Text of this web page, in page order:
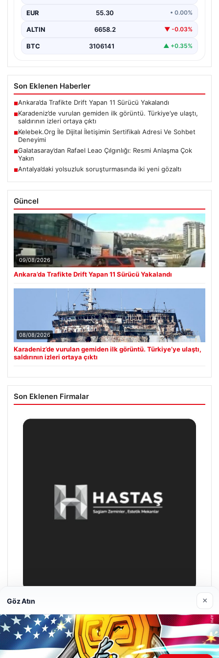
EUR 55.30 • 0.00%
ALTIN 6658.2 ▼ -0.03%
BTC 3106141 ▲ +0.35%
Son Eklenen Haberler
■Ankara’da Trafikte Drift Yapan 11 Sürücü Yakalandı
■Karadeniz’de vurulan gemiden ilk görüntü. Türkiye’ye ulaştı,
saldırının izleri ortaya çıktı
■Kelebek.Org İle Dijital İletişimin Sertifikalı Adresi Ve Sohbet
Deneyimi
■Galatasaray’dan Rafael Leao Çılgınlığı: Resmi Anlaşma Çok
Yakın
■Antalya’daki yolsuzluk soruşturmasında iki yeni gözaltı
Güncel
09/08/2026
Ankara’da Trafikte Drift Yapan 11 Sürücü Yakalandı
08/08/2026
Karadeniz’de vurulan gemiden ilk görüntü. Türkiye’ye ulaştı,
saldırının izleri ortaya çıktı
Son Eklenen Firmalar
26/05/2026
Göz Atın ×